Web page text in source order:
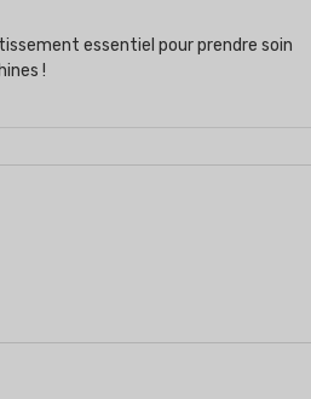
essentiel pour prendre soin
!